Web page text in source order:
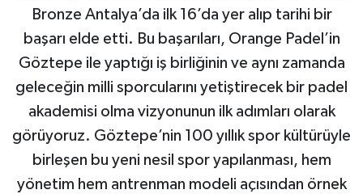
Bronze Antalya’da ilk 16’da yer alıp tarihi bir
başarı elde etti. Bu başarıları, Orange Padel’in
Göztepe ile yaptığı iş birliğinin ve aynı zamanda
geleceğin milli sporcularını yetiştirecek bir padel
akademisi olma vizyonunun ilk adımları olarak
görüyoruz. Göztepe’nin 100 yıllık spor kültürüyle
birleşen bu yeni nesil spor yapılanması, hem
yönetim hem antrenman modeli açısından örnek